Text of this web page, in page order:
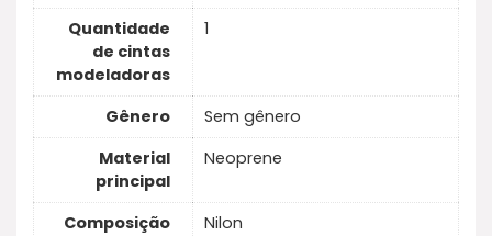
Quantidade
de cintas
modeladoras
1
Gênero
Sem gênero
Material
principal
Neoprene
Composição Nilon